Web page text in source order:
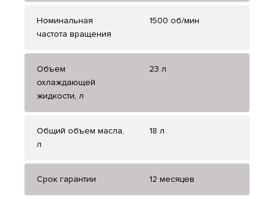
Номинальная
частота вращения
1500 об/мин
Объем
охлаждающей
жидкости, л
23 л
Общий объем масла,
л
18 л
Срок гарантии 12 месяцев